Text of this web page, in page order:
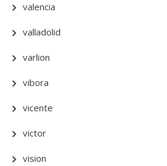
valencia
valladolid
varlion
vibora
vicente
victor
vision